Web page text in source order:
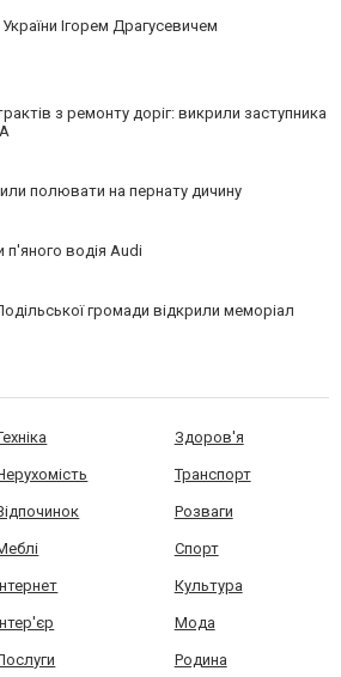
Ігорем Драгусевичем
з ремонту доріг: викрили заступника
полювати на пернату дичину
п'яного водія Audi
громади відкрили меморіал
Здоров'я
Транспорт
Розваги
Спорт
Культура
Мода
Родина